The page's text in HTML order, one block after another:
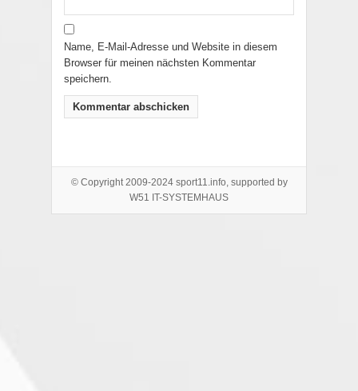
Name, E-Mail-Adresse und Website in diesem
Browser für meinen nächsten Kommentar
speichern.
© Copyright 2009-2024 sport11.info, supported by
W51 IT-SYSTEMHAUS